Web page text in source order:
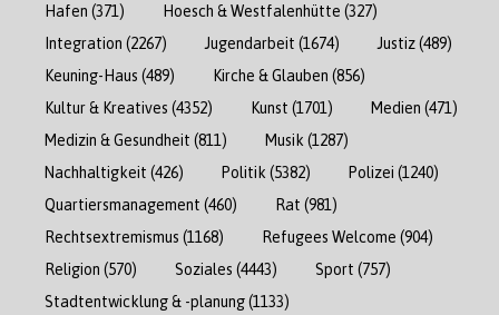
Hafen (371) Hoesch & Westfalenhütte (327)
Integration (2267) Jugendarbeit (1674) Justiz(489)
Keuning-Haus (489) Kirche & Glauben (856)
Kultur & Kreatives (4352) Kunst (1701) Medien (471)
Medizin & Gesundheit (811) Musik (1287)
Nachhaltigkeit (426) Politik (5382) Polizei (1240)
Quartiersmanagement (460) Rat (981)
Rechtsextremismus (1168) Refugees Welcome (904)
Religion (570) Soziales (4443) Sport (757)
Stadtentwicklung & -planung(1133)